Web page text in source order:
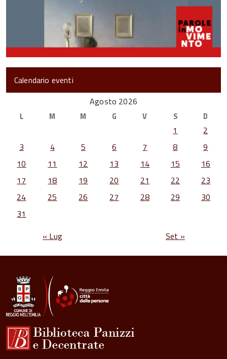
Calendario eventi
Agosto 2026
L M M G V S D
1
2
3
4 5 6 7 8
9
10
11 12 13 14 15
16
17
18 19 20 21 22
23
24
25 26 27 28 29
30
31
« Lug
Set »